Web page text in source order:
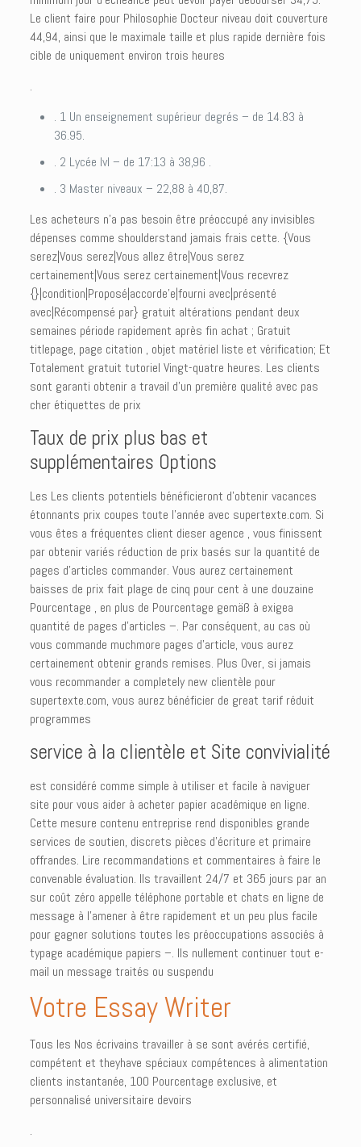
Le client faire pour Philosophie Docteur niveau doit couverture
44,94, ainsi que le maximale taille et plus rapide dernière fois
cible de uniquement environ trois heures
.
. 1 Un enseignement supérieur degrés – de 14.83 à
36.95.
. 2 Lycée lvl – de 17:13 à 38,96 .
. 3 Master niveaux – 22,88 à 40,87.
Les acheteurs n’a pas besoin être préoccupé any invisibles
dépenses comme shoulderstand jamais frais cette. {Vous
serez|Vous serez|Vous allez être|Vous serez
certainement|Vous serez certainement|Vous recevrez
{}|condition|Proposé|accorde’e|fourni avec|présenté
avec|Récompensé par} gratuit altérations pendant deux
semaines période rapidement après fin achat ; Gratuit
titlepage, page citation , objet matériel liste et vérification; Et
Totalement gratuit tutoriel Vingt-quatre heures. Les clients
sont garanti obtenir a travail d’un première qualité avec pas
cher étiquettes de prix
Taux de prix plus bas et
supplémentaires Options
Les Les clients potentiels bénéficieront d’obtenir vacances
étonnants prix coupes toute l’année avec supertexte.com. Si
vous êtes a fréquentes client dieser agence , vous finissent
par obtenir variés réduction de prix basés sur la quantité de
pages d’articles commander. Vous aurez certainement
baisses de prix fait plage de cinq pour cent à une douzaine
Pourcentage , en plus de Pourcentage gemäß à exigea
quantité de pages d’articles –. Par conséquent, au cas où
vous commande muchmore pages d’article, vous aurez
certainement obtenir grands remises. Plus Over, si jamais
vous recommander a completely new clientèle pour
supertexte.com, vous aurez bénéficier de great tarif réduit
programmes
service à la clientèle et Site convivialité
est considéré comme simple à utiliser et facile à naviguer
site pour vous aider à acheter papier académique en ligne.
Cette mesure contenu entreprise rend disponibles grande
services de soutien, discrets pièces d’écriture et primaire
offrandes. Lire recommandations et commentaires à faire le
convenable évaluation. Ils travaillent 24/7 et 365 jours par an
sur coût zéro appelle téléphone portable et chats en ligne de
message à l’amener à être rapidement et un peu plus facile
pour gagner solutions toutes les préoccupations associés à
typage académique papiers –. Ils nullement continuer tout e-
mail un message traités ou suspendu
Votre Essay Writer
Tous les Nos écrivains travailler à se sont avérés certifié,
compétent et theyhave spéciaux compétences à alimentation
clients instantanée, 100 Pourcentage exclusive, et
personnalisé universitaire devoirs
.